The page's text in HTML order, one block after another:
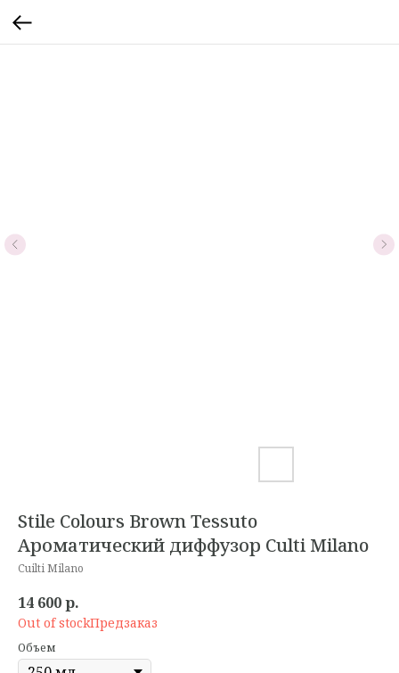
Stile Colours Brown Tessuto
Ароматический диффузор Culti Milano
Cuilti Milano
14 600р.
Out of stock
Объем